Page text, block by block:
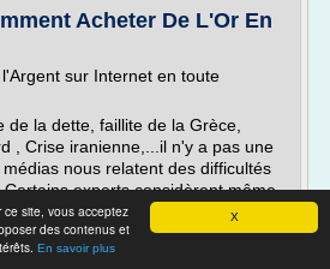
X
site, vous acceptez
des contenus et
En savoir plus
Acheter De L'Or En
sur Internet en toute
de la dette, faillite de la Grèce,
, Crise iranienne,...il n'y a pas une
nous relatent des difficultés
experts considèrent même
dans une ère de crise